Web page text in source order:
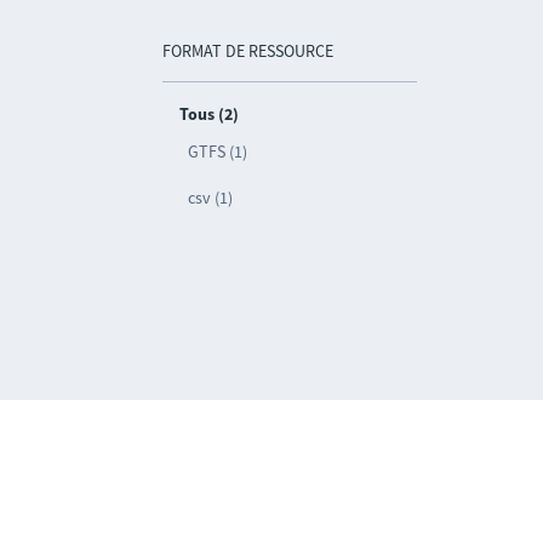
FORMAT DE RESSOURCE
Tous (2)
GTFS (1)
csv (1)